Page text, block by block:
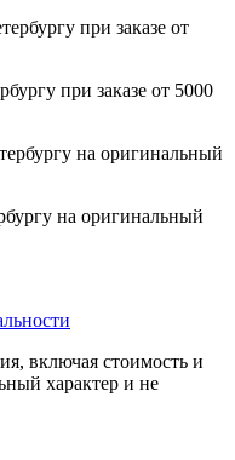
при заказе от 5000
на оригинальный
включая стоимость и
характер и не